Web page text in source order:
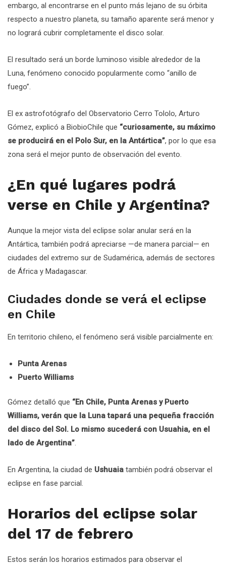
embargo, al encontrarse en el punto más lejano de su órbita
respecto a nuestro planeta, su tamaño aparente será menor y
no logrará cubrir completamente el disco solar.
El resultado será un borde luminoso visible alrededor de la
Luna, fenómeno conocido popularmente como “anillo de
fuego”.
El ex astrofotógrafo del Observatorio Cerro Tololo, Arturo
Gómez, explicó a BiobioChile que “curiosamente, su máximo
se producirá en el Polo Sur, en la Antártica”, por lo que esa
zona será el mejor punto de observación del evento.
¿En qué lugares podrá
verse en Chile y Argentina?
Aunque la mejor vista del eclipse solar anular será en la
Antártica, también podrá apreciarse —de manera parcial— en
ciudades del extremo sur de Sudamérica, además de sectores
de África y Madagascar.
Ciudades donde se verá el eclipse
en Chile
En territorio chileno, el fenómeno será visible parcialmente en:
Punta Arenas
Puerto Williams
Gómez detalló que “En Chile, Punta Arenas y Puerto
Williams, verán que la Luna tapará una pequeña fracción
del disco del Sol. Lo mismo sucederá con Usuahia, en el
lado de Argentina”.
En Argentina, la ciudad de Ushuaia también podrá observar el
eclipse en fase parcial.
Horarios del eclipse solar
del 17 de febrero
Estos serán los horarios estimados para observar el